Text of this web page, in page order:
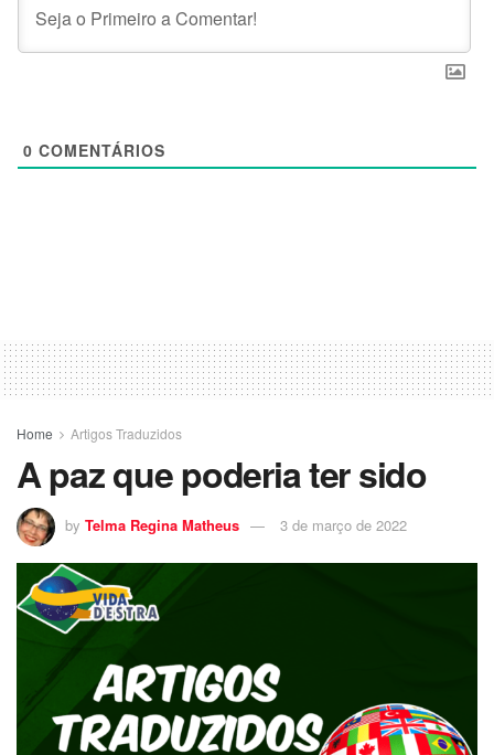
0 COMENTÁRIOS
Home Artigos Traduzidos
A paz que poderia ter sido
by Telma Regina Matheus 3 de março de 2022